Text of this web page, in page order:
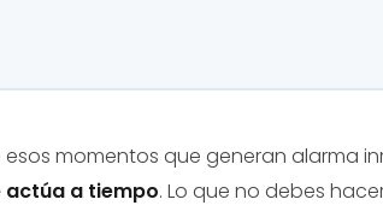
momentos que generan alarma
actúa a tiempo. Lo que no debes